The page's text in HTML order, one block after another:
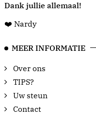
Dank jullie allemaal!
❤️ Nardy
MEER INFORMATIE
Over ons
TIPS?
Uw steun
Contact